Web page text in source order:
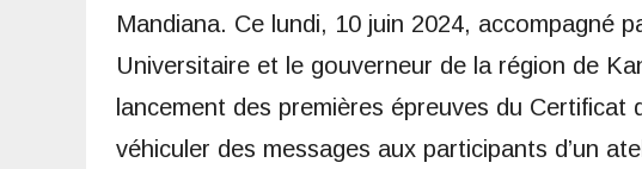
Mandiana. Ce lundi, 10 juin 2024, accompagné
Universitaire et le gouverneur de la région de
lancement des premières épreuves du Certificat
véhiculer des messages aux participants d’un